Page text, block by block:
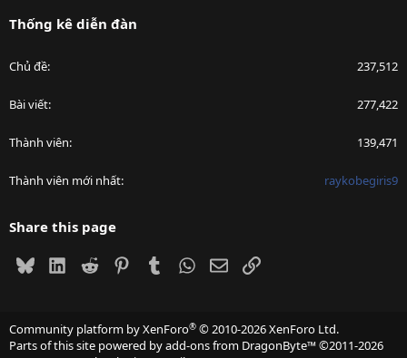
Thống kê diễn đàn
Chủ đề 237,512
Bài viết 277,422
Thành viên 139,471
Thành viên mới nhất raykobegiris9
Share this page
BlueskyLinkedIn
Reddit PinterestTumblrWhatsApp
EmailLink
Community platform by XenForo® © 2010-2026 XenForo Ltd.
Parts of this site powered byadd-ons from DragonByte™©2011-2026